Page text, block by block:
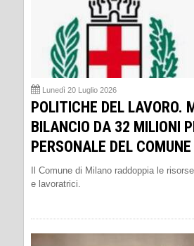
Lunedì 20 Luglio 2026
POLITICHE DEL LAVORO.
BILANCIO DA 32 MILIONI
PERSONALE DEL
Il Comune di Milano raddoppia le
e lavoratrici.